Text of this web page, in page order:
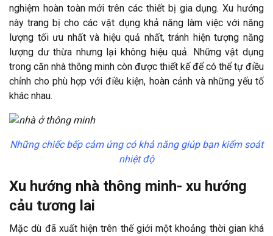
nghiệm hoàn toàn mới trên các thiết bị gia dụng. Xu hướng
này trang bị cho các vật dụng khả năng làm việc với năng
lượng tối ưu nhất và hiệu quả nhất, tránh hiện tượng năng
lượng dư thừa nhưng lại không hiệu quả. Những vật dụng
trong căn nhà thông minh còn được thiết kế để có thể tự điều
chỉnh cho phù hợp với điều kiện, hoàn cảnh và những yếu tố
khác nhau.
Những chiếc bếp cảm ứng có khả năng giúp bạn kiểm soát
nhiệt độ
Xu hướng nhà thông minh- xu hướng
cảu tương lai
Mặc dù đã xuất hiện trên thế giới một khoảng thời gian khá